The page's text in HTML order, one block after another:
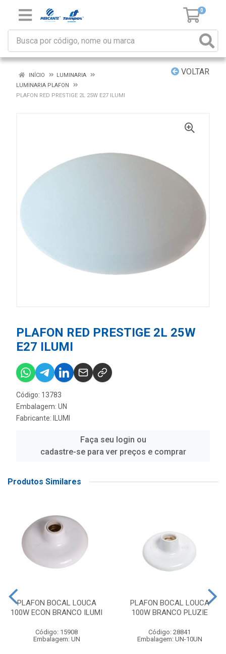
0
VOLTAR
INÍCIO
LUMINARIA
LUMINARIA PLAFON
PLAFON RED PRESTIGE 2L 25W E27 ILUMI
PLAFON RED PRESTIGE 2L 25W
E27 ILUMI
Código: 13783
Embalagem: UN
Fabricante:
ILUMI
Faça seu login ou
cadastre-se para ver preços e comprar
Produtos Similares
PLAFON BOCAL LOUCA
100W ECON BRANCO ILUMI
Código: 15908
Embalagem: UN
PLAFON BOCAL LOUCA
100W BRANCO PLUZIE
Código: 28841
Embalagem: UN-10UN